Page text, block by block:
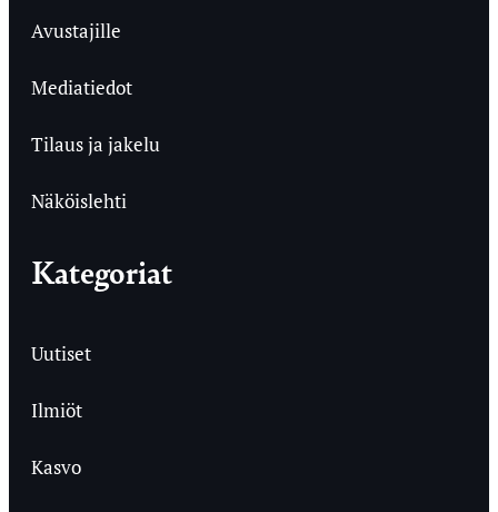
Avustajille
Mediatiedot
Tilaus ja jakelu
Näköislehti
Kategoriat
Uutiset
Ilmiöt
Kasvo